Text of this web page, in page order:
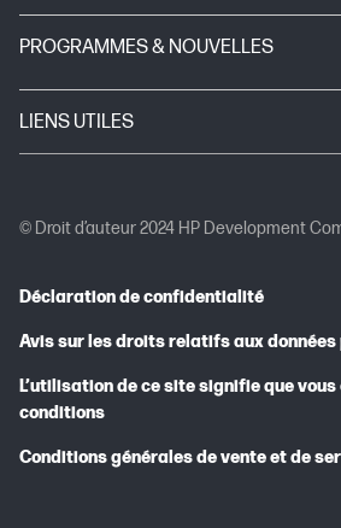
PROGRAMMES & NOUVELLES
LIENS UTILES
© Droit d’auteur 2024 HP Development
Déclaration de confidentialité
Avis sur les droits relatifs aux données
L’utilisation de ce site signifie que
conditions
Conditions générales de vente et de